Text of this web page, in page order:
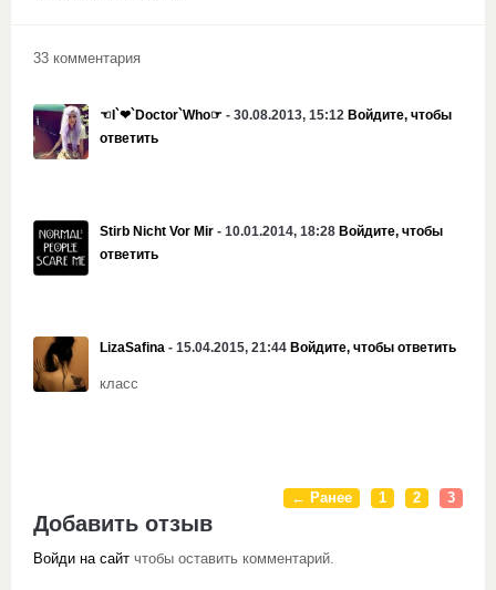
33 комментария
☜I`❤`Doctor`Who☞ - 30.08.2013, 15:12 Войдите, чтобы
ответить
Stirb Nicht Vor Mir - 10.01.2014, 18:28 Войдите, чтобы
ответить
LizaSafina - 15.04.2015, 21:44 Войдите, чтобы ответить
класс
← Ранее 1 2 3
Добавить отзыв
Войди на сайт чтобы оставить комментарий.